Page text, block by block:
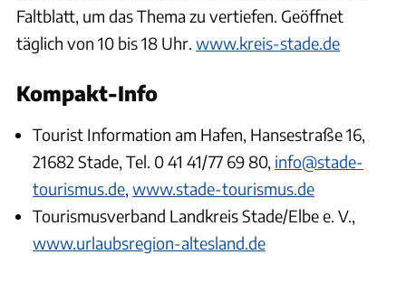
Faltblatt, um das Thema zu vertiefen. Geöffnet
täglich von 10 bis 18 Uhr. www.kreis-stade.de
Kompakt-Info
Tourist Information am Hafen, Hansestraße 16,
21682 Stade, Tel. 0 41 41/77 69 80, info@stade-
tourismus.de, www.stade-tourismus.de
Tourismusverband Landkreis Stade/Elbe e. V.,
www.urlaubsregion-altesland.de